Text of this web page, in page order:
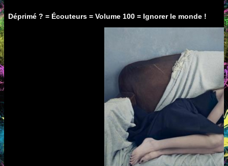
Déprimé ? = Écouteurs = Volume 100 = Ignorer le monde !